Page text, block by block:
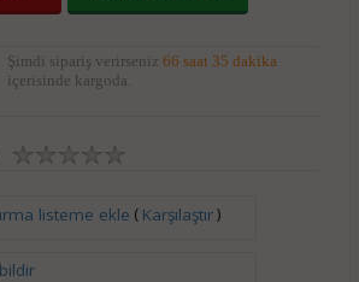
Şimdi sipariş verirseniz 66 saat 35 dakika
içerisinde kargoda.
listeme ekle ( Karşılaştır)